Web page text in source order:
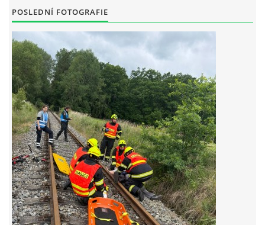
KONTAKT
© 2026 eStránky.cz
POSLEDNÍ FOTOGRAFIE